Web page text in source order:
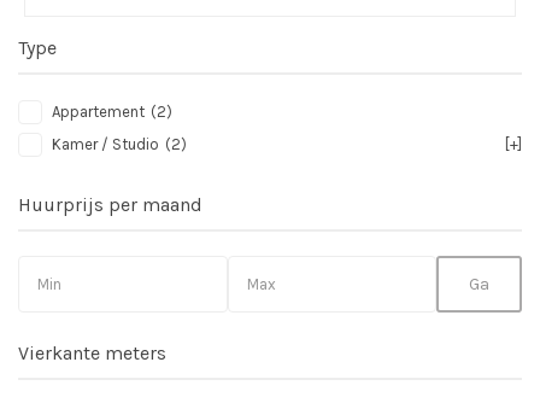
Type
Appartement (2)
Kamer / Studio (2) [+]
Huurprijs per maand
Vierkante meters